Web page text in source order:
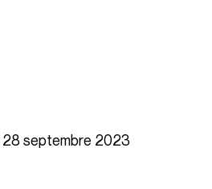
28 septembre 2023